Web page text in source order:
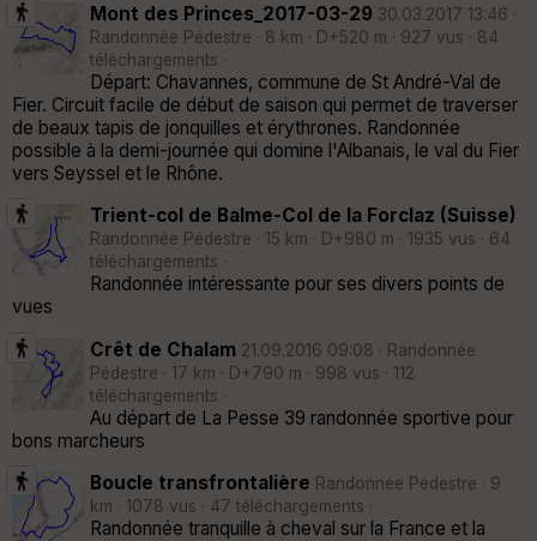
Mont des Princes_2017-03-29 30.03.2017 13:46 ·
Randonnée Pédestre · 8 km · D+520 m · 927 vus · 84
téléchargements ·
Départ: Chavannes, commune de St André-Val de
Fier. Circuit facile de début de saison qui permet de traverser
de beaux tapis de jonquilles et érythrones. Randonnée
possible à la demi-journée qui domine l'Albanais, le val du Fier
vers Seyssel et le Rhône.
Trient-col de Balme-Col de la Forclaz (Suisse)
Randonnée Pédestre · 15 km · D+980 m · 1935 vus · 64
téléchargements ·
Randonnée intéressante pour ses divers points de
vues
Crêt de Chalam 21.09.2016 09:08 · Randonnée
Pédestre · 17 km · D+790 m · 998 vus · 112
téléchargements ·
Au départ de La Pesse 39 randonnée sportive pour
bons marcheurs
Boucle transfrontalière Randonnée Pédestre · 9
km · 1078 vus · 47 téléchargements ·
Randonnée tranquille à cheval sur la France et la